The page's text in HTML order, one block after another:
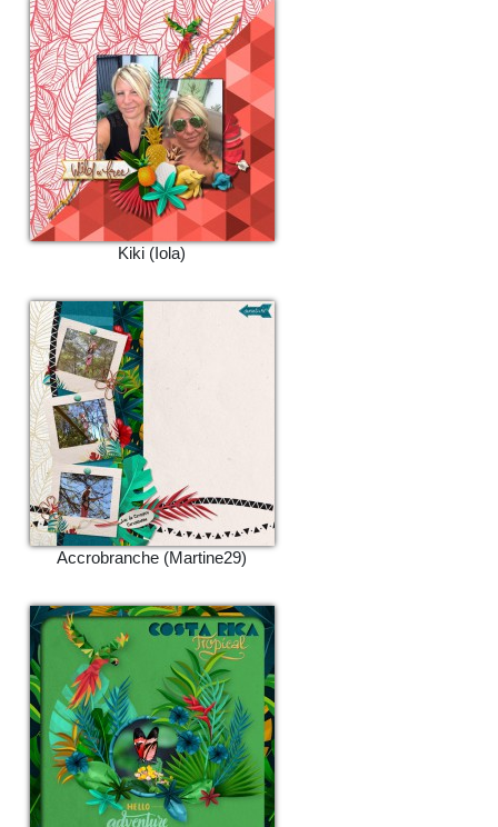
Kiki (Iola)
Accrobranche (Martine29)